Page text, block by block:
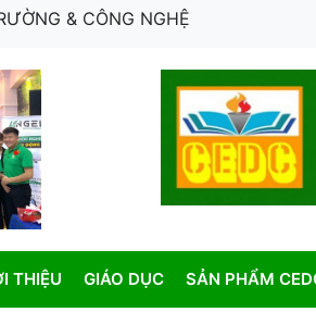
& CÔNG NGHỆ
THIỆU GIÁO DỤC SẢN PHẨM